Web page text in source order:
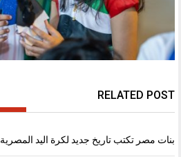
RELATED POST
بنات مصر تكتب تاريخ جديد لكرة اليد المصرية